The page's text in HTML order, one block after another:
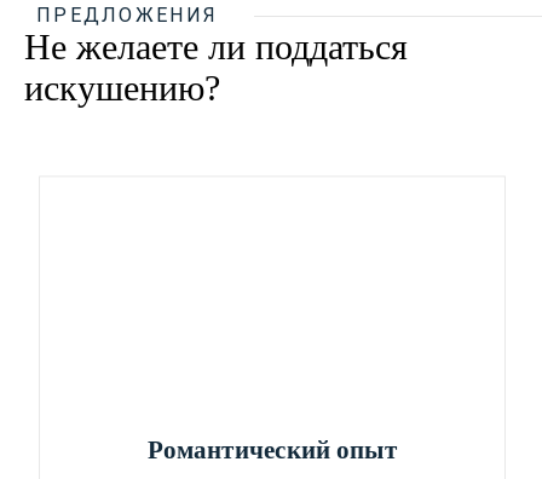
ПРЕДЛОЖЕНИЯ
Не желаете ли поддаться
искушению?
Pомантический опыт